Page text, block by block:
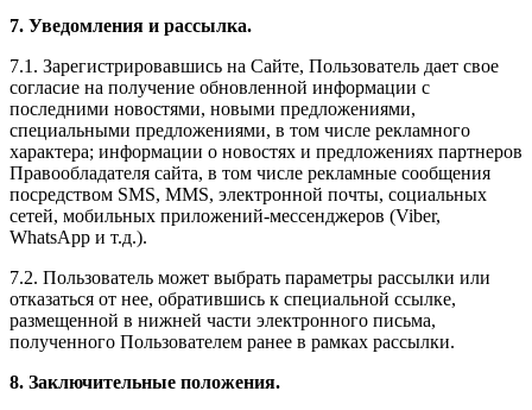
7. Уведомления и рассылка.
7.1. Зарегистрировавшись на Сайте, Пользователь дает свое
согласие на получение обновленной информации с
последними новостями, новыми предложениями,
специальными предложениями, в том числе рекламного
характера; информации о новостях и предложениях партнеров
Правообладателя сайта, в том числе рекламные сообщения
посредством SMS, MMS, электронной почты, социальных
сетей, мобильных приложений-мессенджеров (Viber,
WhatsApp и т.д.).
7.2. Пользователь может выбрать параметры рассылки или
отказаться от нее, обратившись к специальной ссылке,
размещенной в нижней части электронного письма,
полученного Пользователем ранее в рамках рассылки.
8. Заключительные положения.